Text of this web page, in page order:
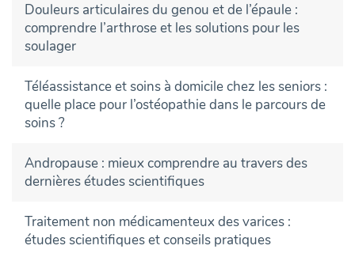
Douleurs articulaires du genou et de l’épaule :
comprendre l’arthrose et les solutions pour les
soulager
Téléassistance et soins à domicile chez les seniors :
quelle place pour l’ostéopathie dans le parcours de
soins ?
Andropause : mieux comprendre au travers des
dernières études scientifiques
Traitement non médicamenteux des varices :
études scientifiques et conseils pratiques